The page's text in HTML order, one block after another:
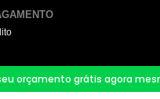
orçamento grátis agora